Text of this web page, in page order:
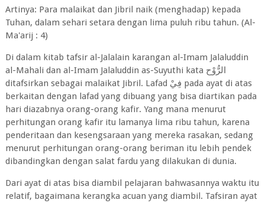
Artinya: Para malaikat dan Jibril naik (menghadap) kepada
Tuhan, dalam sehari setara dengan lima puluh ribu tahun. (Al-
Ma'arij : 4)
Di dalam kitab tafsir al-Jalalain karangan al-Imam Jalaluddin
al-Mahali dan al-Imam Jalaluddin as-Suyuthi kata الرُّوْح
ditafsirkan sebagai malaikat Jibril. Lafad فِيْ pada ayat di atas
berkaitan dengan lafad yang dibuang yang bisa diartikan pada
hari diazabnya orang-orang kafir. Yang mana menurut
perhitungan orang kafir itu lamanya lima ribu tahun, karena
penderitaan dan kesengsaraan yang mereka rasakan, sedang
menurut perhitungan orang-orang beriman itu lebih pendek
dibandingkan dengan salat fardu yang dilakukan di dunia.
Dari ayat di atas bisa diambil pelajaran bahwasannya waktu itu
relatif, bagaimana kerangka acuan yang diambil. Tafsiran ayat